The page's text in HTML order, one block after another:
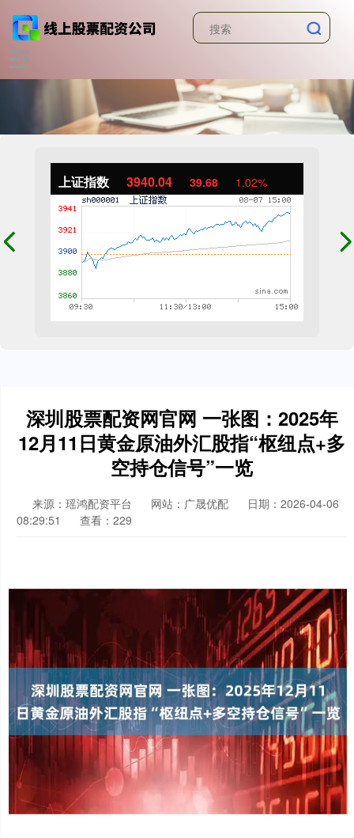
上证指数 3940.04 39.68 1.02%
深圳股票配资网官网 一张图：2025年
12月11日黄金原油外汇股指“枢纽点+多
空持仓信号”一览
来源：瑶鸿配资平台 网站：广晟优配
日期：2026-04-06
08:29:51
查看：229